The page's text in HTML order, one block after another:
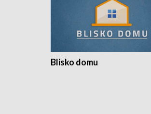
Blisko domu